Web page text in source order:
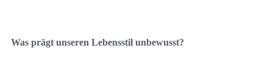
Was prägt unseren Lebensstil unbewusst?